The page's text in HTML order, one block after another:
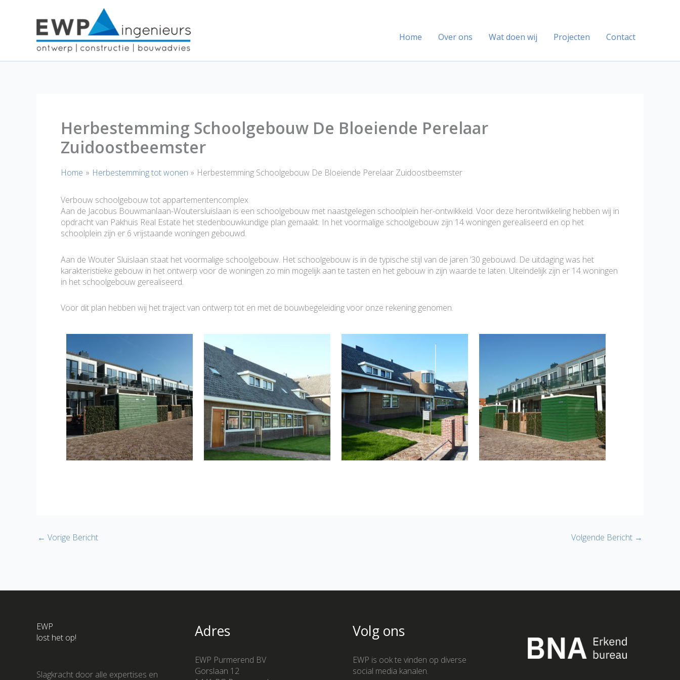
Home Over ons Wat doen wij Projecten Contact
Herbestemming Schoolgebouw De Bloeiende Perelaar
Zuidoostbeemster
Home Herbestemming tot wonen Herbestemming Schoolgebouw De Bloeiende Perelaar Zuidoostbeemster
Verbouw schoolgebouw tot appartementencomplex
Aan de Jacobus Bouwmanlaan-Woutersluislaan is een schoolgebouw met naastgelegen schoolplein her-ontwikkeld. Voor deze herontwikkeling hebben wij in
opdracht van Pakhuis Real Estate het stedenbouwkundige plan gemaakt. In het voormalige schoolgebouw zijn 14 woningen gerealiseerd en op het
schoolplein zijn er 6 vrijstaande woningen gebouwd.
Aan de Wouter Sluislaan staat het voormalige schoolgebouw. Het schoolgebouw is in de typische stijl van de jaren ’30 gebouwd. De uitdaging was het
karakteristieke gebouw in het ontwerp voor de woningen zo min mogelijk aan te tasten en het gebouw in zijn waarde te laten. Uiteindelijk zijn er 14 woningen
in het schoolgebouw gerealiseerd.
Voor dit plan hebben wij het traject van ontwerp tot en met de bouwbegeleiding voor onze rekening genomen.
← Vorige Bericht Volgende Bericht →
EWP
lost het op!
Slagkracht door alle expertises en
Adres
EWP Purmerend BV
Gorslaan 12
Volg ons
EWP is ook te vinden op diverse
social media kanalen.